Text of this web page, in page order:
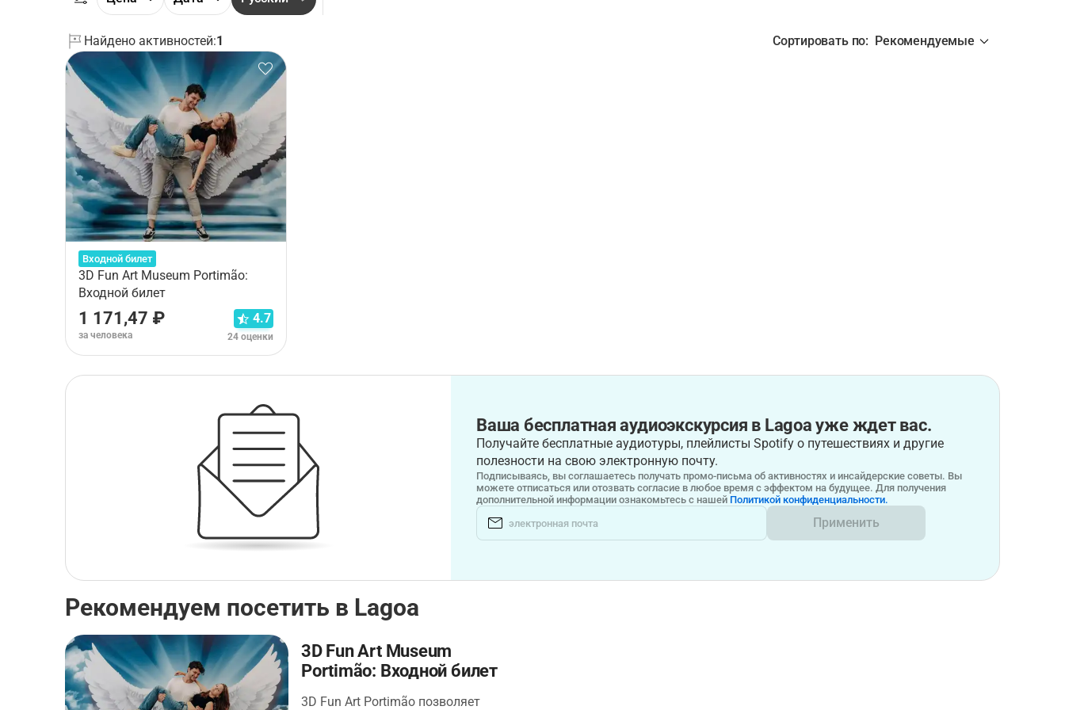
Найдено активностей:1 Сортировать по: Рекомендуемые
Входной билет
3D Fun Art Museum Portimão:
Входной билет
1 171,47 ₽
за человека
4.7
24 оценки
Ваша бесплатная аудиоэкскурсия в Lagoa уже ждет вас.
Получайте бесплатные аудиотуры, плейлисты Spotify о путешествиях и другие
полезности на свою электронную почту.
Подписываясь, вы соглашаетесь получать промо-письма об активностях и инсайдерские советы. Вы
можете отписаться или отозвать согласие в любое время с эффектом на будущее. Для получения
дополнительной информации ознакомьтесь с нашей Политикой конфиденциальности.
Применить
Рекомендуем посетить в Lagoa
3D Fun Art Museum
Portimão: Входной билет
3D Fun Art Portimão позволяет